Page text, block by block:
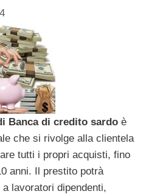
Banca di credito sardo è
che si rivolge alla clientela
tutti i propri acquisti, fino
anni. Il prestito potrà
lavoratori dipendenti,